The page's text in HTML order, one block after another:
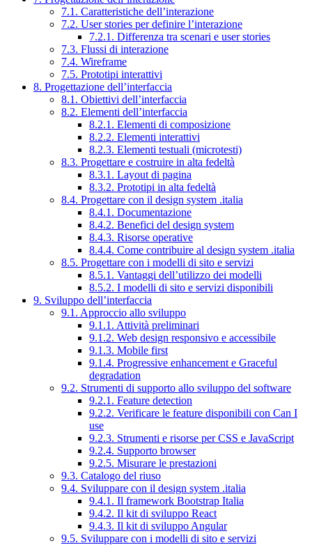
7.1. Caratteristiche dell’interazione
7.2. User stories per definire l’interazione
7.2.1. Differenza tra scenari e user stories
7.3. Flussi di interazione
7.4. Wireframe
7.5. Prototipi interattivi
8. Progettazione dell’interfaccia
8.1. Obiettivi dell’interfaccia
8.2. Elementi dell’interfaccia
8.2.1. Elementi di composizione
8.2.2. Elementi interattivi
8.2.3. Elementi testuali (microtesti)
8.3. Progettare e costruire in alta fedeltà
8.3.1. Layout di pagina
8.3.2. Prototipi in alta fedeltà
8.4. Progettare con il design system .italia
8.4.1. Documentazione
8.4.2. Benefici del design system
8.4.3. Risorse operative
8.4.4. Come contribuire al design system .italia
8.5. Progettare con i modelli di sito e servizi
8.5.1. Vantaggi dell’utilizzo dei modelli
8.5.2. I modelli di sito e servizi disponibili
9. Sviluppo dell’interfaccia
9.1. Approccio allo sviluppo
9.1.1. Attività preliminari
9.1.2. Web design responsivo e accessibile
9.1.3. Mobile first
9.1.4. Progressive enhancement e Graceful
degradation
9.2. Strumenti di supporto allo sviluppo del software
9.2.1. Feature detection
9.2.2. Verificare le feature disponibili con Can I
use
9.2.3. Strumenti e risorse per CSS e JavaScript
9.2.4. Supporto browser
9.2.5. Misurare le prestazioni
9.3. Catalogo del riuso
9.4. Sviluppare con il design system .italia
9.4.1. Il framework Bootstrap Italia
9.4.2. Il kit di sviluppo React
9.4.3. Il kit di sviluppo Angular
9.5. Sviluppare con i modelli di sito e servizi